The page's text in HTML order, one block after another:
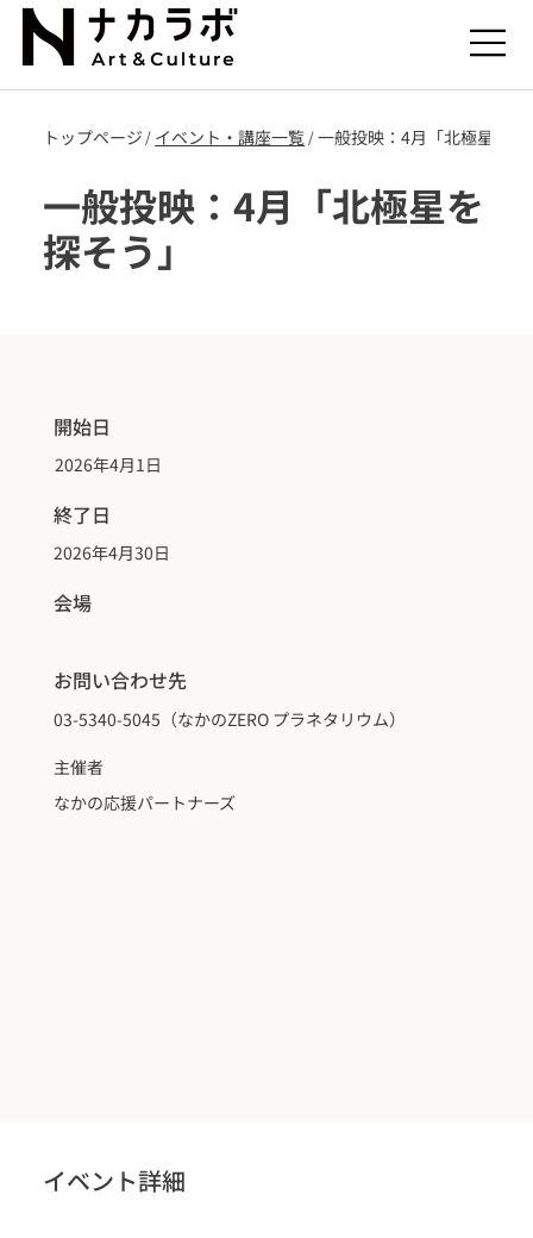
トップページ / ​イベント・講座一覧 /一般投映：4月「北極星を探
一般投映：4月「北極星を
探そう」
開始日
2026年4月1日
終了日
2026年4月30日
会場
お問い合わせ先
03-5340-5045（なかのZERO プラネタリウム）
主催者
なかの応援パートナーズ
イベント詳細